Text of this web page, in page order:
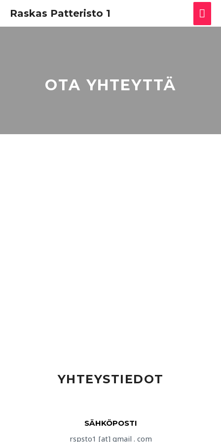
Raskas Patteristo 1
OTA YHTEYTTÄ
YHTEYSTIEDOT
SÄHKÖPOSTI
rspsto1 [at] gmail . com